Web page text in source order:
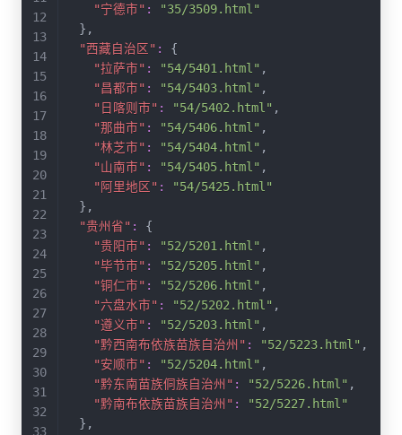
"宁德市" :
"35/3509.html"
} ,
"西藏自治区" :
{
"拉萨市" : "54/5401.html" ,
"昌都市" : "54/5403.html" ,
"日喀则市" : "54/5402.html" ,
"那曲市" : "54/5406.html" ,
"林芝市" : "54/5404.html" ,
"山南市" : "54/5405.html" ,
"阿里地区" :
"54/5425.html"
} ,
"贵州省" :
{
"贵阳市" : "52/5201.html" ,
"毕节市" : "52/5205.html" ,
"铜仁市" : "52/5206.html" ,
"六盘水市" : "52/5202.html" ,
"遵义市" : "52/5203.html" ,
"黔西南布依族苗族自治州" : "52/5223.html" ,
"安顺市" : "52/5204.html" ,
"黔东南苗族侗族自治州" : "52/5226.html" ,
"黔南布依族苗族自治州" :
"52/5227.html"
} ,